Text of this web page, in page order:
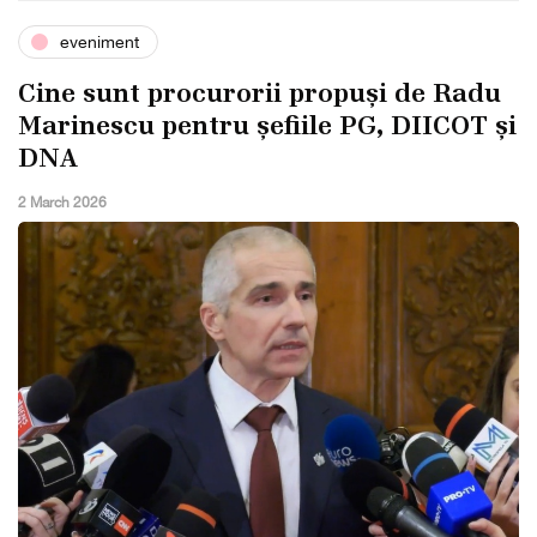
eveniment
Cine sunt procurorii propuși de Radu
Marinescu pentru șefiile PG, DIICOT și
DNA
2 March 2026